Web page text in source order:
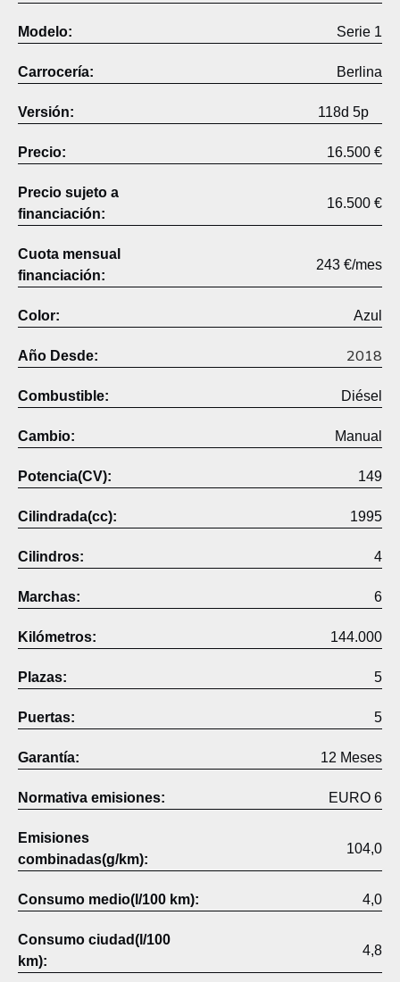
Modelo: Serie 1
Carrocería: Berlina
Versión: 118d 5p
Precio: 16.500 €
Precio sujeto a
financiación:
16.500 €
Cuota mensual
financiación:
243 €/mes
Color: Azul
Año Desde: 2018
Combustible: Diésel
Cambio: Manual
Potencia(CV): 149
Cilindrada(cc): 1995
Cilindros: 4
Marchas: 6
Kilómetros: 144.000
Plazas: 5
Puertas: 5
Garantía: 12 Meses
Normativa emisiones: EURO 6
Emisiones
combinadas(g/km):
104,0
Consumo medio(l/100 km): 4,0
Consumo ciudad(l/100
km):
4,8